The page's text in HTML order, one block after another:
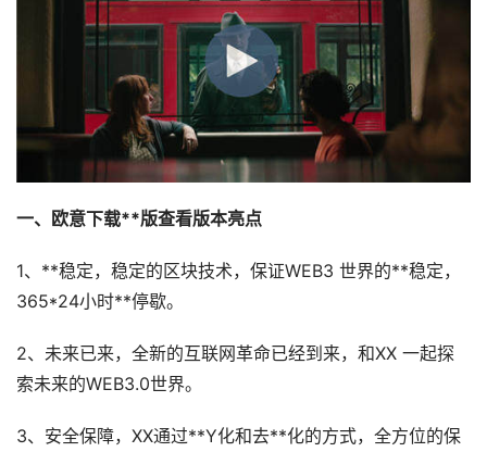
一、欧意下载**版查看版本亮点
1、**稳定，稳定的区块技术，保证WEB3 世界的**稳定，
365*24小时**停歇。
2、未来已来，全新的互联网革命已经到来，和XX 一起探
索未来的WEB3.0世界。
3、安全保障，XX通过**Y化和去**化的方式，全方位的保